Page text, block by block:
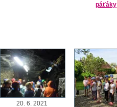
páťáky
20. 6. 2021